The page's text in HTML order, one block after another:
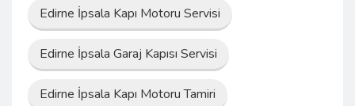
Edirne İpsala Kapı Motoru Servisi
Edirne İpsala Garaj Kapısı Servisi
Edirne İpsala Kapı Motoru Tamiri